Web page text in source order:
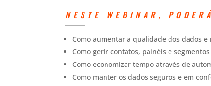
NESTE WEBINAR,
Como aumentar a qualidade dos dados
Como gerir contatos, painéis e segmentos
Como economizar tempo através de
Como manter os dados seguros e em